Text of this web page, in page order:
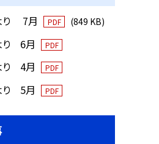
り 7月 PDF (849 KB)
り 6月 PDF
り 4月 PDF
り 5月 PDF